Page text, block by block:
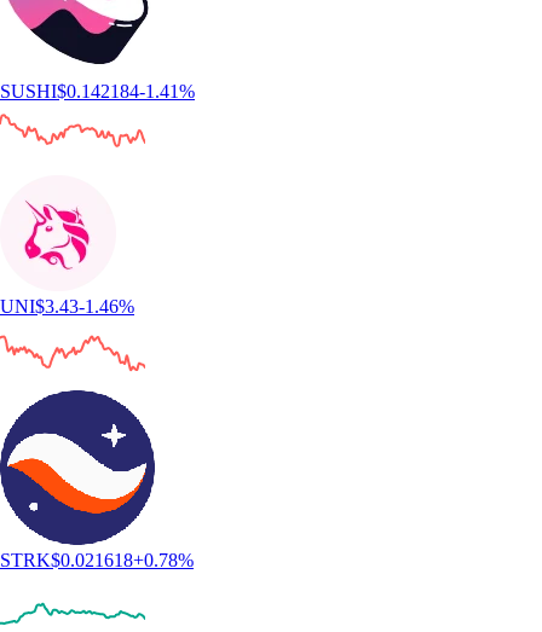
SUSHI$0.142184-1.41%
UNI$3.43-1.46%
STRK$0.021618+0.78%